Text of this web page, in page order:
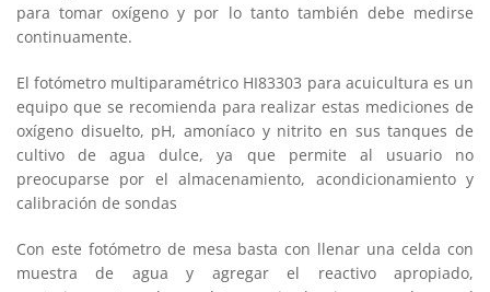
para tomar oxígeno y por lo tanto también debe medirse
continuamente.
El fotómetro multiparamétrico HI83303 para acuicultura es un
equipo que se recomienda para realizar estas mediciones de
oxígeno disuelto, pH, amoníaco y nitrito en sus tanques de
cultivo de agua dulce, ya que permite al usuario no
preocuparse por el almacenamiento, acondicionamiento y
calibración de sondas
Con este fotómetro de mesa basta con llenar una celda con
muestra de agua y agregar el reactivo apropiado,